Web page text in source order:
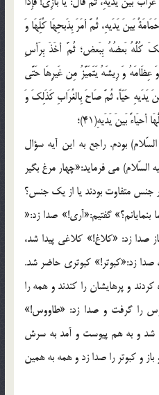
بَینَ یَدَیهِ، ثُمَّ أمَرَ بِذَبحِهَا کُلِّهَا وَ
کُلُّهُ بَعضُهُ بِبَعض؛ ثُمَّ أخَذَ بِرَأسِ
عِظَامَهُ وَ رِیشَهُ یَتَمَیَّزُ مِن غَیرِهَا حَتَّی
یَدَیهِ حَیّاً، ثُمَّ صَاحَ بِالغُرَابِ کَذَلِکَ وَ
بَینَ یَدَیهِ(41)؛
بودم. راجع به این آیه سؤال
السّلام) می فرماید:«چهار مرغ بگیر
جنس متفاوت بودند یا از یک جنس؟
گفتیم:«آری!» صدا زد:«
صدا زد: «کلاغ!» کلاغی پیدا شد،
صدا زد:«کبوتر!» کبوتری حاضر شد.
کردند و پرهایشان را کندند و همه را
را گرفت و صدا زد: «طاووس!»
شد و به هم پیوست و آمد به سرش
کبوتر را صدا زد و همه به همین